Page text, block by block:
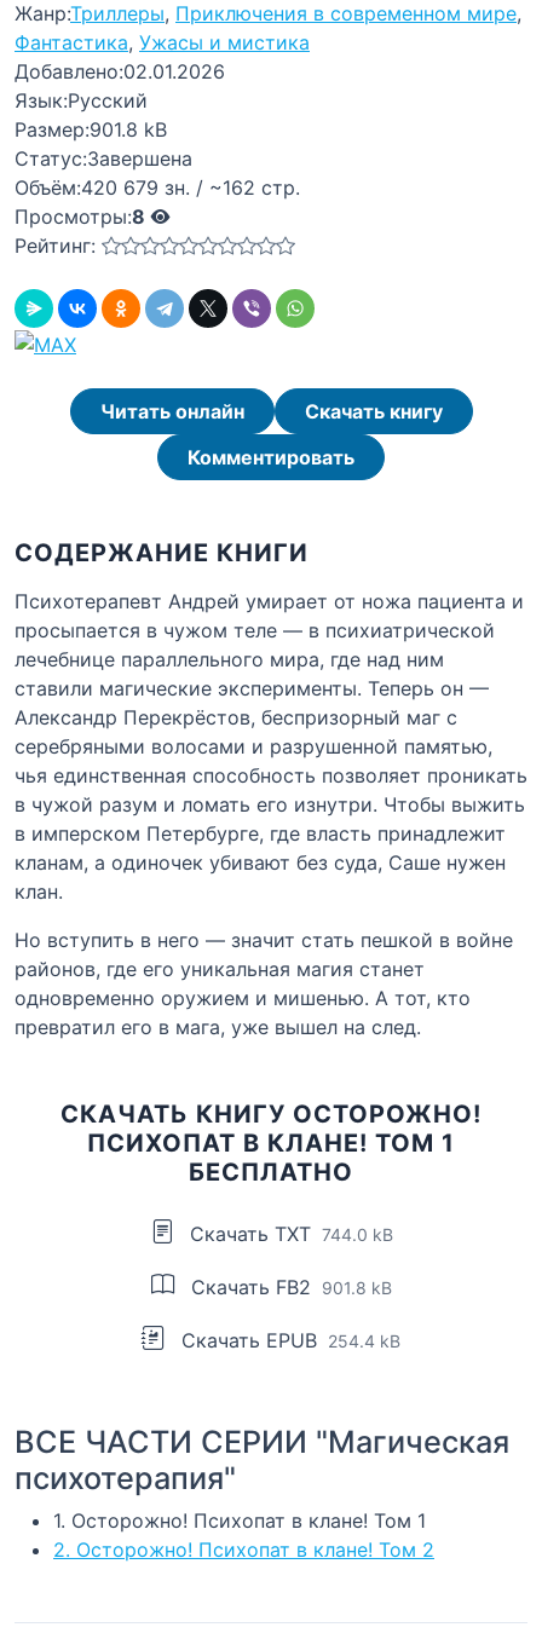
Жанр:Триллеры, Приключения в современном мире,
Фантастика, Ужасы и мистика
Добавлено:02.01.2026
Язык:Русский
Размер:901.8 kB
Статус:Завершена
Объём:420 679 зн. / ~162 стр.
Просмотры:8
Рейтинг:
Читать онлайн
Скачать книгу
Комментировать
СОДЕРЖАНИЕ КНИГИ
Психотерапевт Андрей умирает от ножа пациента и
просыпается в чужом теле — в психиатрической
лечебнице параллельного мира, где над ним
ставили магические эксперименты. Теперь он —
Александр Перекрёстов, беспризорный маг с
серебряными волосами и разрушенной памятью,
чья единственная способность позволяет проникать
в чужой разум и ломать его изнутри. Чтобы выжить
в имперском Петербурге, где власть принадлежит
кланам, а одиночек убивают без суда, Саше нужен
клан.
Но вступить в него — значит стать пешкой в войне
районов, где его уникальная магия станет
одновременно оружием и мишенью. А тот, кто
превратил его в мага, уже вышел на след.
СКАЧАТЬ КНИГУ ОСТОРОЖНО!
ПСИХОПАТ В КЛАНЕ! ТОМ 1
БЕСПЛАТНО
Скачать TXT 744.0 kB
Скачать FB2 901.8 kB
Скачать EPUB 254.4 kB
ВСЕ ЧАСТИ СЕРИИ "Магическая
психотерапия"
1. Осторожно! Психопат в клане! Том 1
2. Осторожно! Психопат в клане! Том 2